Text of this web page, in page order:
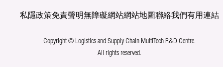
私隱政策免責聲明無障礙網站網站地圖聯絡我們有用連結
Copyright © Logistics and Supply Chain MultiTech R&D Centre.
All rights reserved.